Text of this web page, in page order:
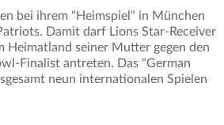
bei ihrem "Heimspiel" in München
Damit darf Lions Star-Receiver
Heimatland seiner Mutter gegen den
Finalist antreten. Das "German
neun internationalen Spielen